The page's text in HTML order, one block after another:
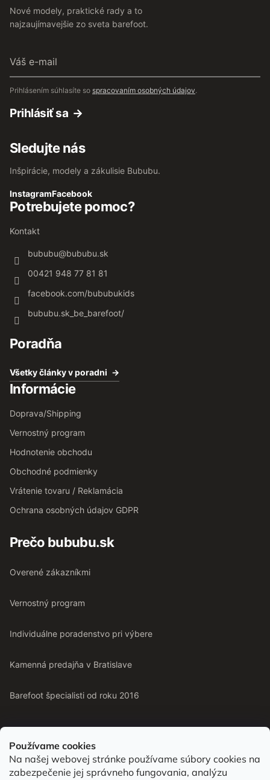
Používame cookies
Na našej webovej stránke používame súbory cookies na
zabezpečenie jej správneho fungovania, analýzu
Nové modely, praktické rady a to
najzaujímavejšie zo sveta barefoot.
e-
mail
Prihlásením súhlasíte so spracovaním osobných údajov.
Prihlásiť sa
Sledujte nás
Inšpirácie, modely a zákulisie Bububu.
InstagramFacebook
Potrebujete pomoc?
Kontakt
bububu@bububu.sk
00421 948 77 81 81
facebook.com/bububukids
bububu.sk_be_barefoot/
Poradňa
Všetky články v poradni
Informácie
Doprava/Shipping
Vernostný program
Hodnotenie obchodu
Obchodné podmienky
Vrátenie tovaru / Reklamácia
Ochrana osobných údajov GDPR
Prečo bububu.sk
Overené zákazníkmi
Vernostný program
Individuálne poradenstvo pri výbere
Kamenná predajňa v Bratislave
Barefoot špecialisti od roku 2016
Od roku 2016 pomáhame vyberať barefoot topánky podľa